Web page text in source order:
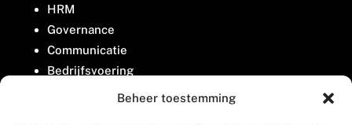
Beheer toestemming
HRM
Governance
Communicatie
Bedrijfsvoering
Belangenbehartiging